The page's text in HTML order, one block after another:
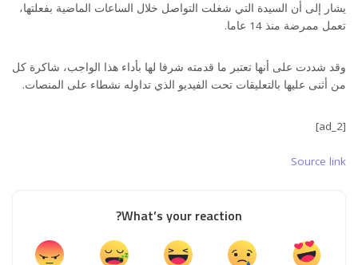
يشار إلى أن السيدة التي شغلت التواصل خلال الساعات الماضية بفعلتها،
تعمل ممرضة منذ 14 عاما.
وقد شددت على أنها تعتبر ما قدمته شرفا لها بأداء هذا الواجب، شاكرة كل
من أثنى عليها بالتعليقات تحت الفيديو الذي تداوله نشطاء على المنصات.
[ad_2]
Source link
What’s your reaction?